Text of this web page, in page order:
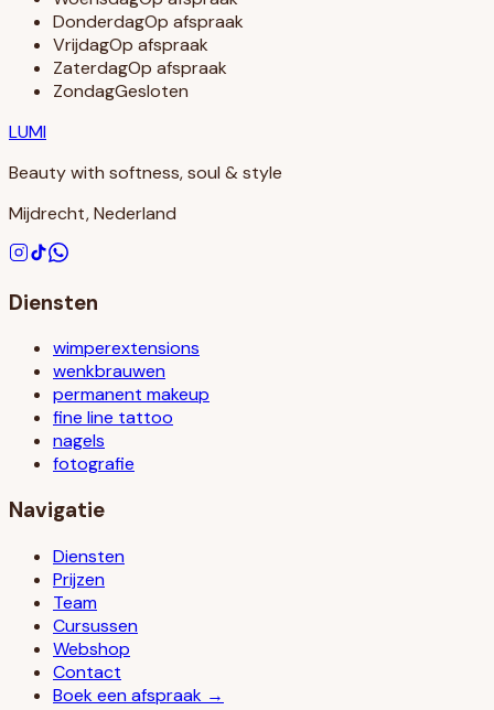
DonderdagOp afspraak
VrijdagOp afspraak
ZaterdagOp afspraak
ZondagGesloten
LUMI
Beauty with softness, soul & style
Mijdrecht, Nederland
Diensten
wimperextensions
wenkbrauwen
permanent makeup
fine line tattoo
nagels
fotografie
Navigatie
Diensten
Prijzen
Team
Cursussen
Webshop
Contact
Boek een afspraak →